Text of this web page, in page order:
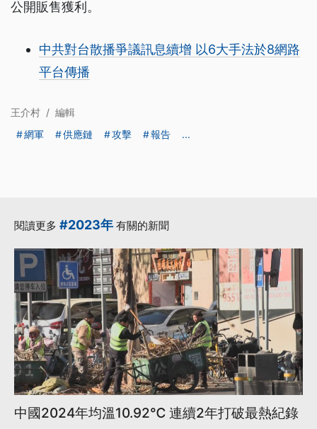
公開販售獲利。
中共對台散播爭議訊息續增 以6大手法於8網路
平台傳播
王介村 / 編輯
網軍
供應鏈 攻擊 報告 ...
閱讀更多 #2023年 有關的新聞
中國2024年均溫10.92℃ 連續2年打破最熱紀錄